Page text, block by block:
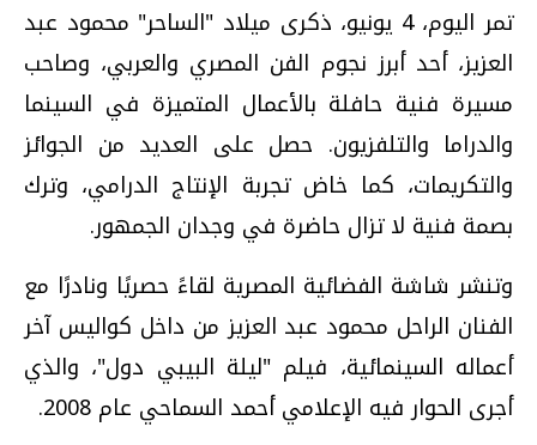
تمر اليوم، 4 يونيو، ذكرى ميلاد "الساحر" محمود عبد
العزيز، أحد أبرز نجوم الفن المصري والعربي، وصاحب
مسيرة فنية حافلة بالأعمال المتميزة في السينما
والدراما والتلفزيون. حصل على العديد من الجوائز
والتكريمات، كما خاض تجربة الإنتاج الدرامي، وترك
بصمة فنية لا تزال حاضرة في وجدان الجمهور.
وتنشر شاشة الفضائية المصرية لقاءً حصريًا ونادرًا مع
الفنان الراحل محمود عبد العزيز من داخل كواليس آخر
أعماله السينمائية، فيلم "ليلة البيبي دول"، والذي
أجرى الحوار فيه الإعلامي أحمد السماحي عام 2008.